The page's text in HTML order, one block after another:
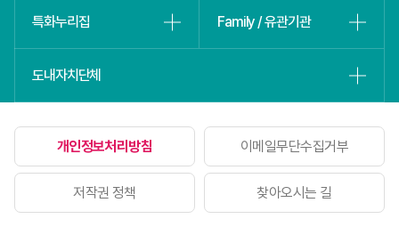
특화누리집 Family / 유관기관
도내자치단체
개인정보처리방침 이메일무단수집거부
저작권 정책 찾아오시는 길